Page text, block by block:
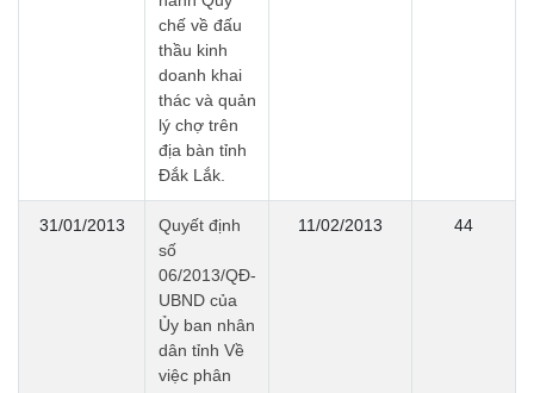
chế về đấu
thầu kinh
doanh khai
thác và quản
lý chợ trên
địa bàn tỉnh
Đắk Lắk.
31/01/2013
Quyết định
số
06/2013/QĐ-
UBND của
Ủy ban nhân
dân tỉnh Về
việc phân
11/02/2013 44